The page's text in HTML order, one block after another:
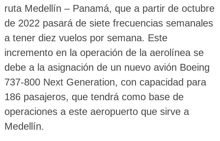
ruta Medellín – Panamá, que a partir de octubre
de 2022 pasará de siete frecuencias semanales
a tener diez vuelos por semana. Este
incremento en la operación de la aerolínea se
debe a la asignación de un nuevo avión Boeing
737-800 Next Generation, con capacidad para
186 pasajeros, que tendrá como base de
operaciones a este aeropuerto que sirve a
Medellín.